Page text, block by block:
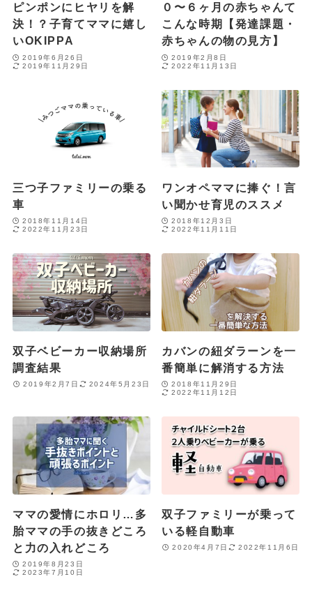
ピンポンにヒヤリを解
決！？子育てママに嬉し
いOKIPPA
2019年6月26日
2019年11月29日
０〜６ヶ月の赤ちゃんて
こんな時期【発達課題・
赤ちゃんの物の見方】
2019年2月8日
2022年11月13日
三つ子ファミリーの乗る
車
2018年11月14日
2022年11月23日
ワンオペママに捧ぐ！言
い聞かせ育児のススメ
2018年12月3日
2022年11月11日
双子ベビーカー収納場所
調査結果
2019年2月7日 2024年5月23日
カバンの紐ダラーンを一
番簡単に解消する方法
2018年11月29日
2022年11月12日
ママの愛情にホロリ…多
胎ママの手の抜きどころ
と力の入れどころ
2019年8月23日
2023年7月10日
双子ファミリーが乗って
いる軽自動車
2020年4月7日 2022年11月6日